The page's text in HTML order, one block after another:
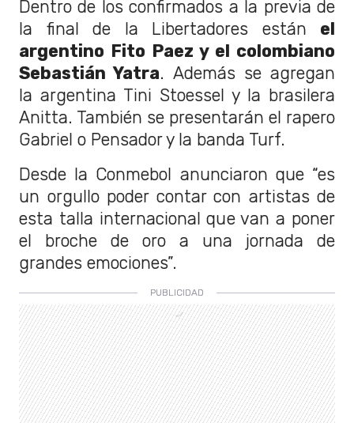
Dentro de los confirmados a la previa de
la final de la Libertadores están el
argentino Fito Paez y el colombiano
Sebastián Yatra. Además se agregan
la argentina Tini Stoessel y la brasilera
Anitta. También se presentarán el rapero
Gabriel o Pensador y la banda Turf.
Desde la Conmebol anunciaron que “es
un orgullo poder contar con artistas de
esta talla internacional que van a poner
el broche de oro a una jornada de
grandes emociones”.